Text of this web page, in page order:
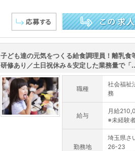
子ども達の元気をつくる給食調理員！離乳食
研修あり／土日祝休み＆安定した業務量で「
職種
社会福祉
務
給与
月給
※未経験
勤務地
埼玉県さ
26-23